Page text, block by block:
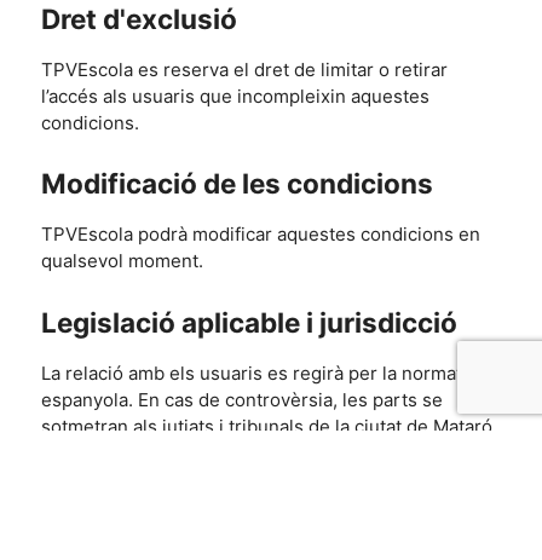
Dret d'exclusió
TPVEscola es reserva el dret de limitar o retirar
l’accés als usuaris que incompleixin aquestes
condicions.
Modificació de les condicions
TPVEscola podrà modificar aquestes condicions en
qualsevol moment.
Legislació aplicable i jurisdicció
La relació amb els usuaris es regirà per la normativa
espanyola. En cas de controvèrsia, les parts se
sotmetran als jutjats i tribunals de la ciutat de Mataró.